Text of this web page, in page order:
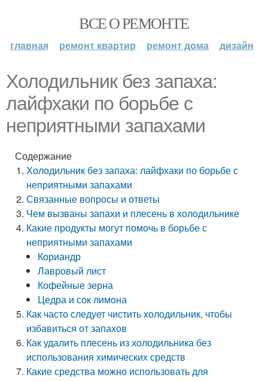
ВСЕ О РЕМОНТЕ
главная ремонт квартир ремонт дома дизайн
Холодильник без запаха:
лайфхаки по борьбе с
неприятными запахами
Содержание
Холодильник без запаха: лайфхаки по борьбе с
неприятными запахами
Связанные вопросы и ответы
Чем вызваны запахи и плесень в холодильнике
Какие продукты могут помочь в борьбе с
неприятными запахами
Кориандр
Лавровый лист
Кофейные зерна
Цедра и сок лимона
Как часто следует чистить холодильник, чтобы
избавиться от запахов
Как удалить плесень из холодильника без
использования химических средств
Какие средства можно использовать для